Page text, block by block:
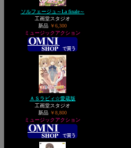
ソルフェージュ～La finale～
工画堂スタジオ
新品 ￥6,300
ミュージックアクション
ＡＳラビィ☆愛蔵版
工画堂スタジオ
新品 ￥8,800
ミュージックアクション